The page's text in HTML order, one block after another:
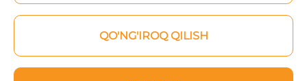
QO'NG'IROQ QILISH